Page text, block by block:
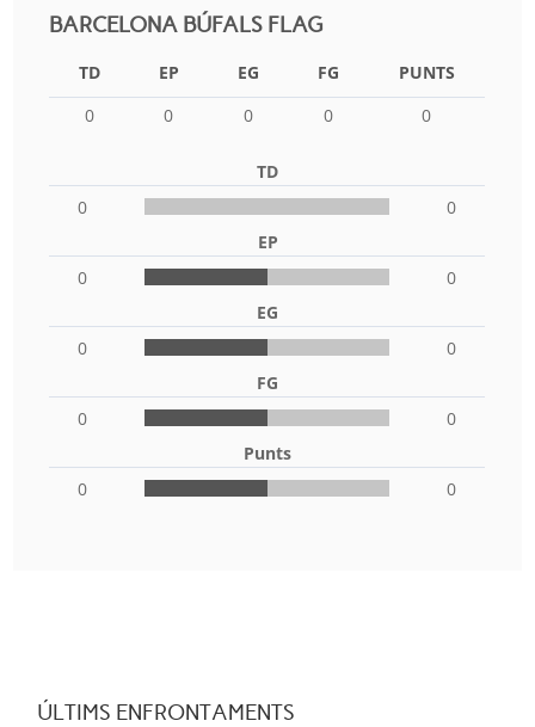
BARCELONA BÚFALS FLAG
TD EP EG FG
PUNTS
0
0 0 0 0
TD
0
0
EP
0
0
EG
0
0
FG
0
0
Punts
0
0
ÚLTIMS ENFRONTAMENTS